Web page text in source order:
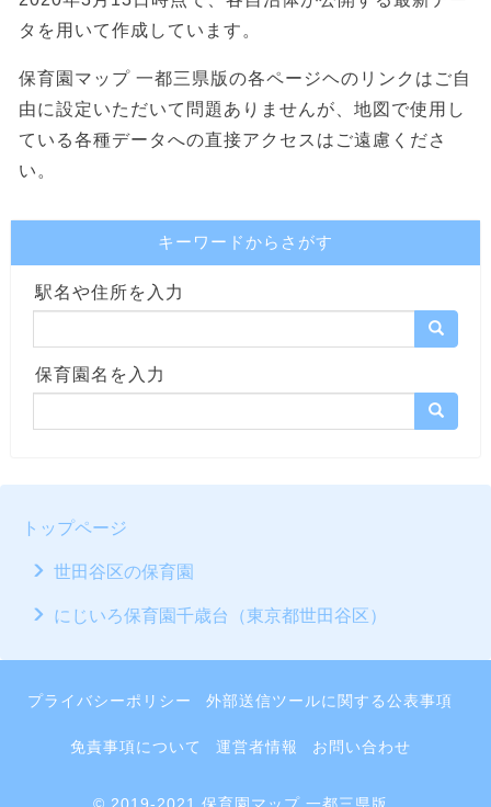
タを用いて作成しています。
保育園マップ 一都三県版の各ページヘのリンクはご自
由に設定いただいて問題ありませんが、地図で使用し
ている各種データへの直接アクセスはご遠慮くださ
い。
キーワードからさがす
駅名や住所を入力
保育園名を入力
トップページ
世田谷区の保育園
にじいろ保育園千歳台（東京都世田谷区）
プライバシーポリシー 外部送信ツールに関する公表事項
免責事項について 運営者情報 お問い合わせ